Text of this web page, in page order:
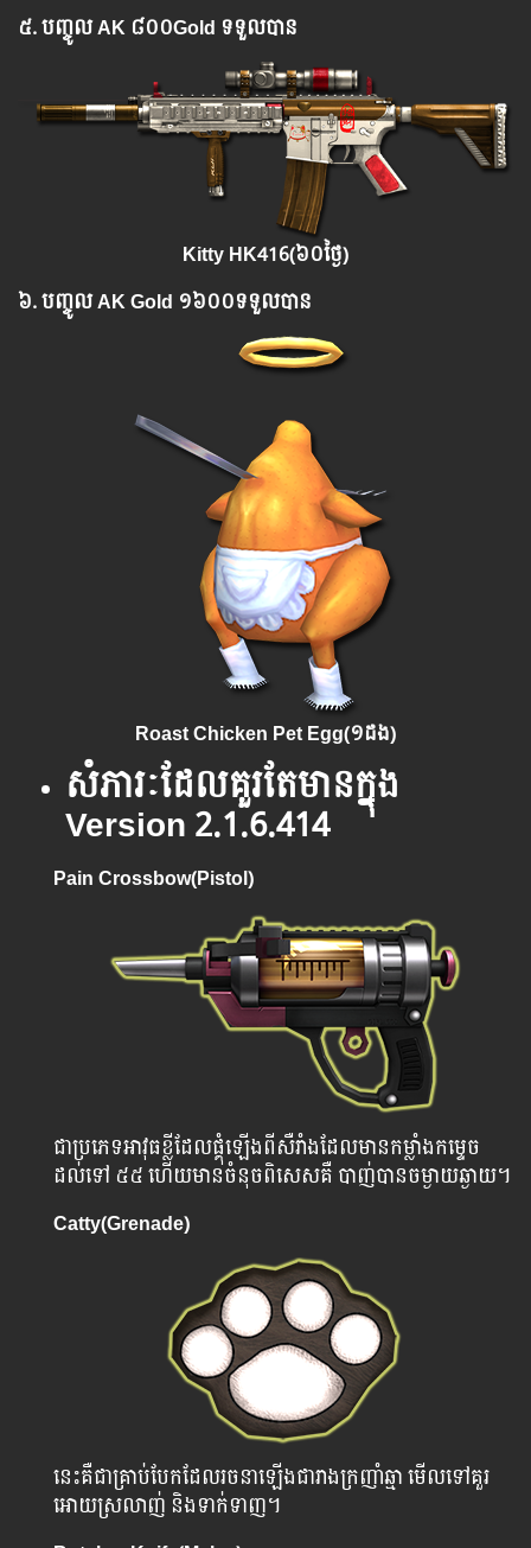
៥.បញ្ចូ​ល​AK ៨០០Gold ទទួលបាន
Kitty HK416(៦០ថ្ងៃ)
៦.បញ្ចូ​ល​AK Gold ១៦០០ទទួលបាន​
Roast Chicken Pet Egg(១ដង)
សំភារៈដែលគួរតែមានក្នុង
Version 2.1.6.414
Pain Crossbow(Pistol)
ជាប្រភេទអាវុធខ្លីដែលផ្គុំឡើងពីសឺរាំងដែលមានកម្លាំងកម្ទេច
ដល់ទៅ ៥៥ ហើយមានចំនុចពិសេសគឺ បាញ់បានចម្ងាយឆ្ងាយ។
Catty(Grenade)
នេះគឺជាគ្រាប់បែកដែលរចនាឡើងជារាងក្រញាំឆ្មា មើលទៅគួរ
អោយស្រលាញ់ និងទាក់ទាញ។